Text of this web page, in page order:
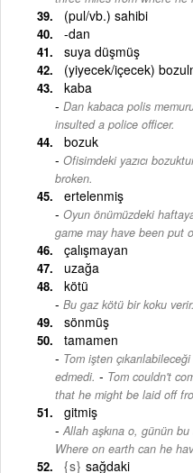
(pul/vb.) sahibi
-dan
suya düşmüş
(yiyecek/içecek)
kaba
Dan kabaca polis
insulted a police officer.
bozuk
Ofisimdeki yazıcı
broken.
ertelenmiş
Oyun önümüzdeki
game may have been put
çalışmayan
uzağa
kötü
Bu gaz kötü bir koku verir.
sönmüş
tamamen
Tom işten
edmedi. - Tom couldn't
that he might be laid off
gitmiş
Allah aşkına o, günün
Where on earth can he
{s} sağdaki